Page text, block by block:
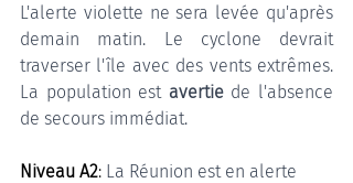
L'alerte violette ne sera levée qu'après
demain matin. Le cyclone devrait
traverser l'île avec des vents extrêmes.
La population est avertie de l'absence
de secours immédiat.
Niveau A2: La Réunion est en alerte